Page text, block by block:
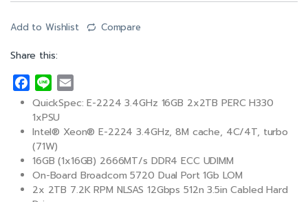
Add to Wishlist Compare
Share this:
a
c
e
b
o
o
i
n
e
m
i
QuickSpec: E-2224 3.4GHz 16GB 2x2TB PERC H330
1xPSU
Intel® Xeon® E-2224 3.4GHz, 8M cache, 4C/4T, turbo
(71W)
16GB (1x16GB) 2666MT/s DDR4 ECC UDIMM
On-Board Broadcom 5720 Dual Port 1Gb LOM
2x 2TB 7.2K RPM NLSAS 12Gbps 512n 3.5in Cabled Hard